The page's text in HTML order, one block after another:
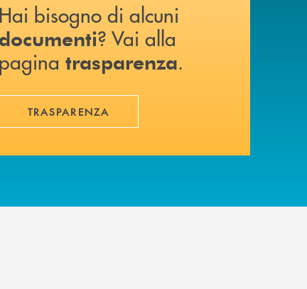
Hai bisogno di alcuni
documenti? Vai alla
pagina trasparenza.
TRASPARENZA